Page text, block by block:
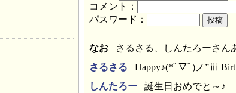
コメント：
パスワード：
なお さるさる、しんたろーさん
さるさる Happy♪(*ﾟ▽ﾟ)ノ
しんたろー 誕生日おめでと～♪